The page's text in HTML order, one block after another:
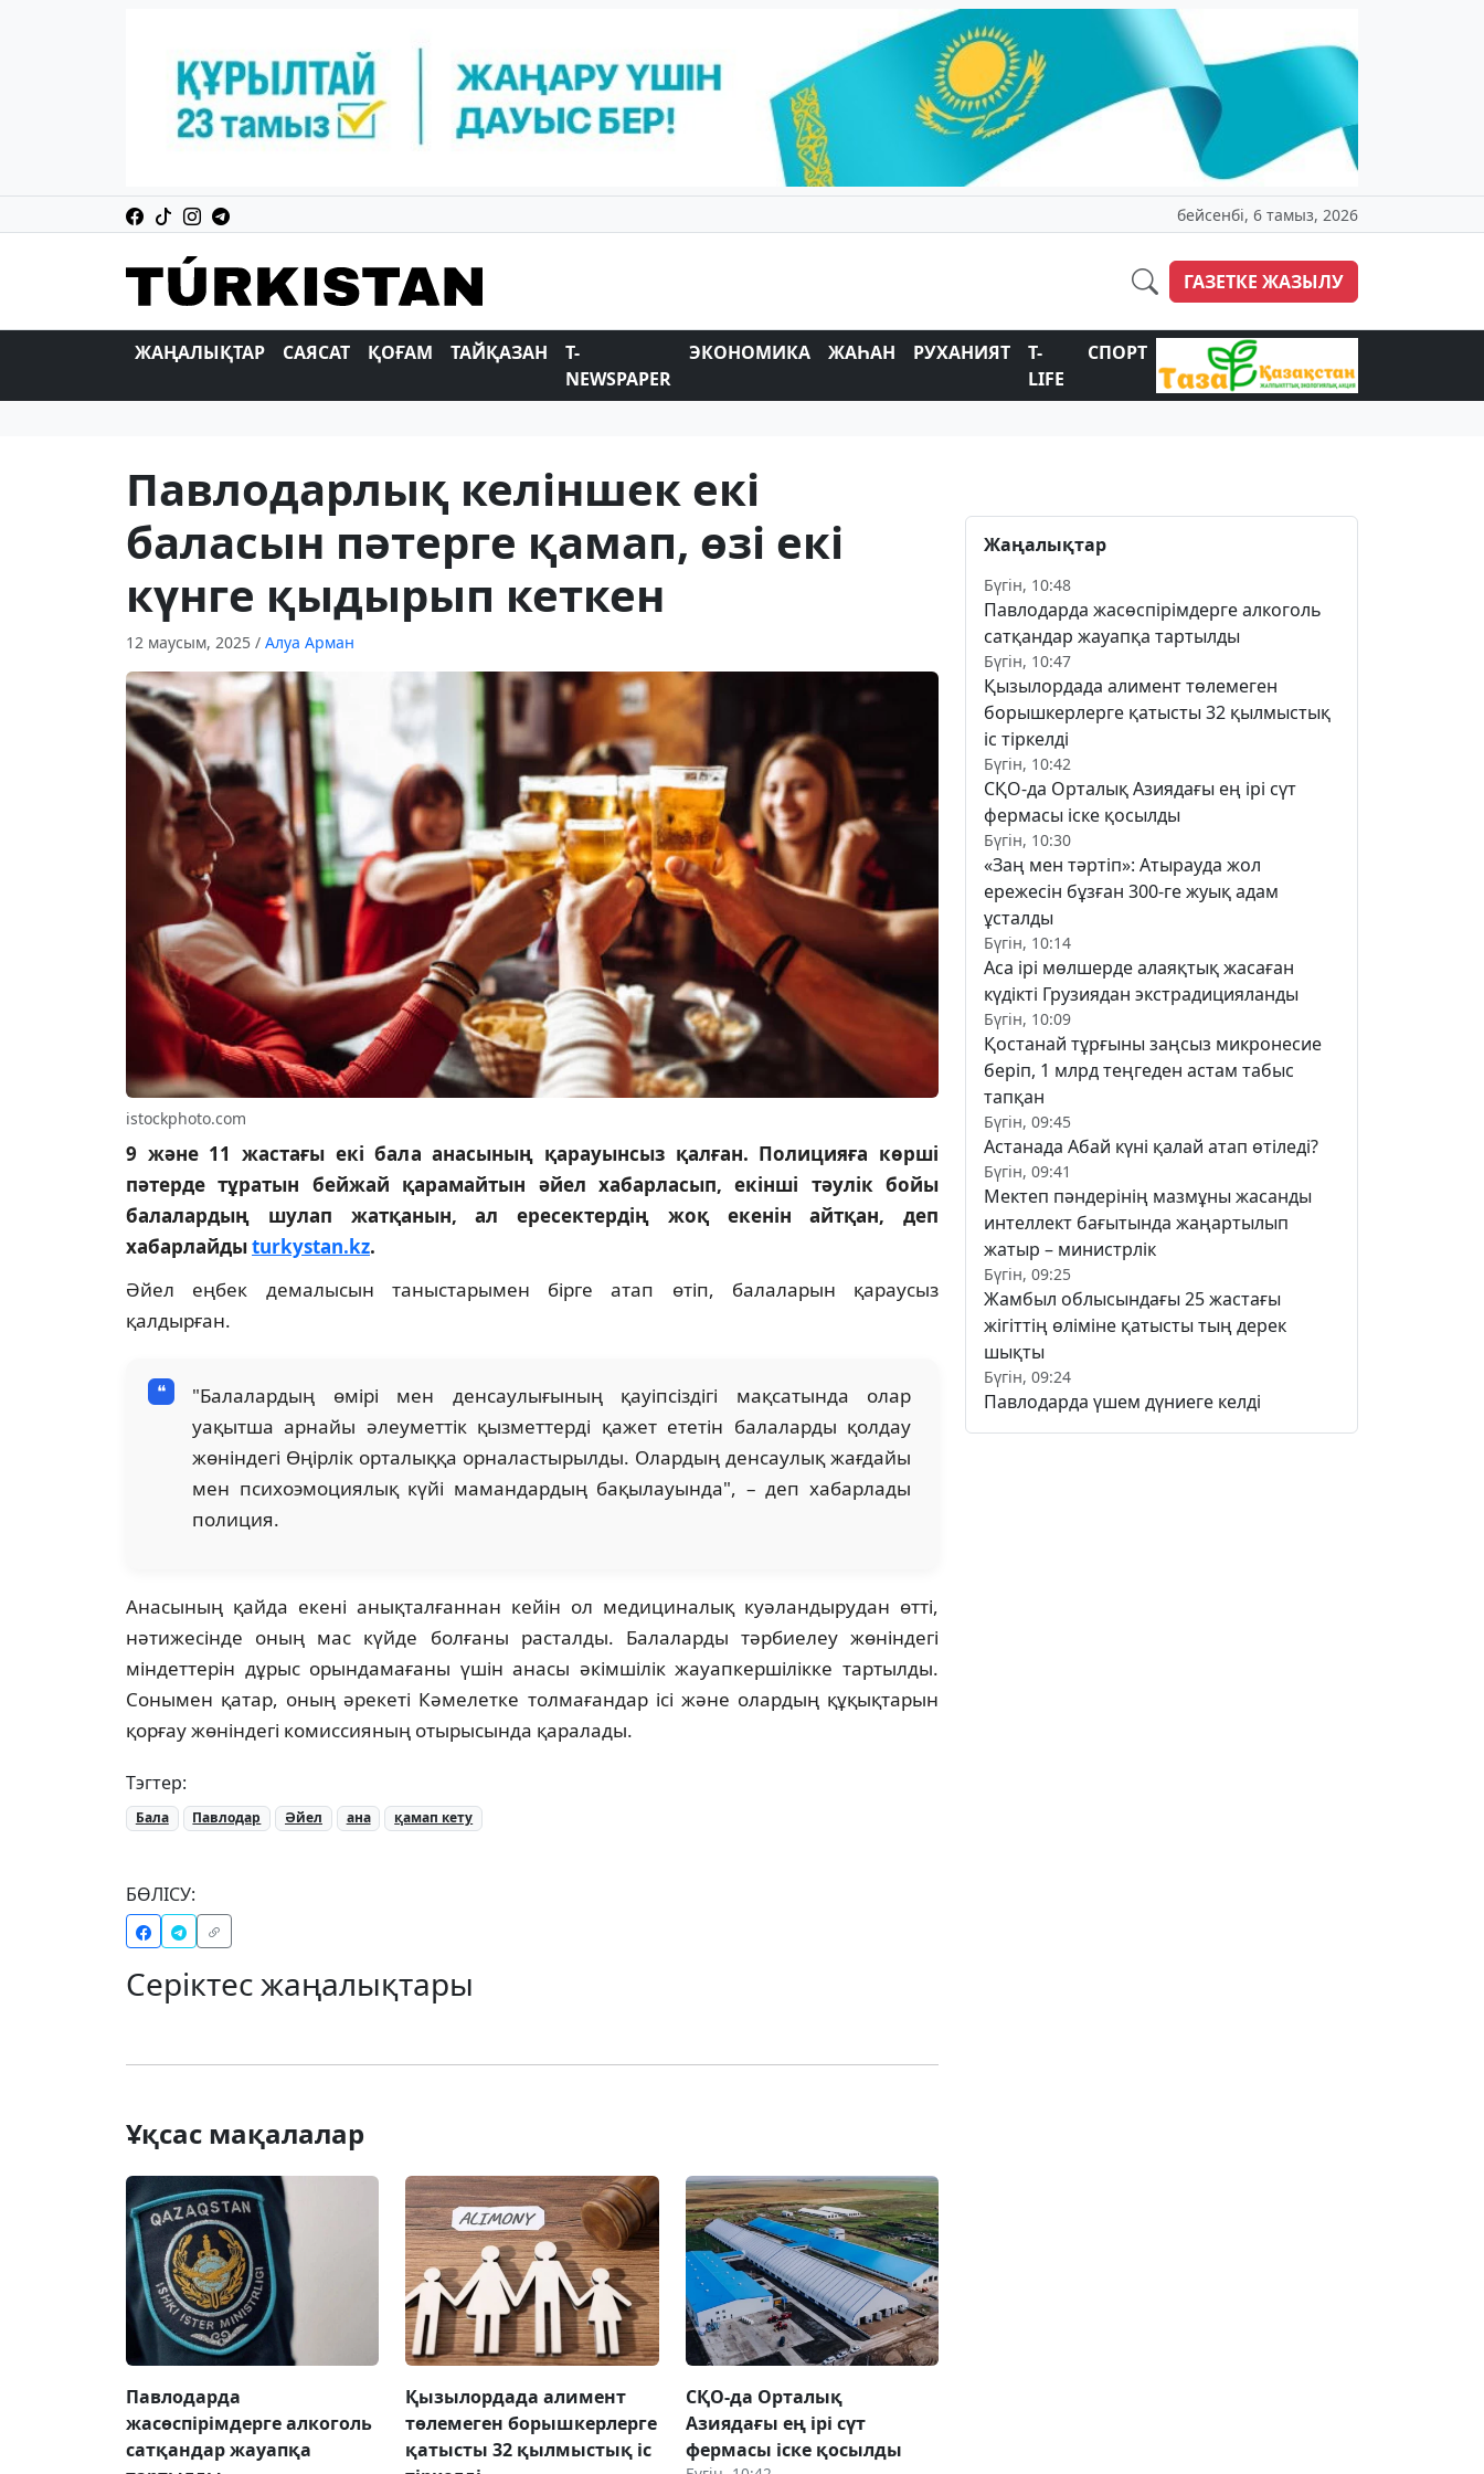
бейсенбі, 6 тамыз, 2026
ГАЗЕТКЕ ЖАЗЫЛУ
ЖАҢАЛЫҚТАР САЯСАТ ҚОҒАМ ТАЙҚАЗАН
T-
NEWSPAPER
ЭКОНОМИКА ЖАҺАН РУХАНИЯТ
T-
LIFE
СПОРТ
Павлодарлық келіншек екі
баласын пәтерге қамап, өзі екі
күнге қыдырып кеткен
12 маусым, 2025 / Алуа Арман
istockphoto.com
9 және 11 жастағы екі бала анасының қарауынсыз қалған. Полицияға көрші
пәтерде тұратын бейжай қарамайтын әйел хабарласып, екінші тәулік бойы
балалардың шулап жатқанын, ал ересектердің жоқ екенін айтқан, деп
хабарлайдыturkystan.kz.
Әйел еңбек демалысын таныстарымен бірге атап өтіп, балаларын қараусыз
қалдырған.
"Балалардың өмірі мен денсаулығының қауіпсіздігі мақсатында олар
уақытша арнайы әлеуметтік қызметтерді қажет ететін балаларды қолдау
жөніндегі Өңірлік орталыққа орналастырылды. Олардың денсаулық жағдайы
мен психоэмоциялық күйі мамандардың бақылауында", – деп хабарлады
полиция.
Анасының қайда екені анықталғаннан кейін ол медициналық куәландырудан өтті,
нәтижесінде оның мас күйде болғаны расталды. Балаларды тәрбиелеу жөніндегі
міндеттерін дұрыс орындамағаны үшін анасы әкімшілік жауапкершілікке тартылды.
Сонымен қатар, оның әрекеті Кәмелетке толмағандар ісі және олардың құқықтарын
қорғау жөніндегі комиссияның отырысында қаралады.
Тэгтер:
Бала Павлодар Әйел ана қамап кету
БӨЛІСУ:
Серіктес жаңалықтары
Ұқсас мақалалар
Павлодарда
жасөспірімдерге алкоголь
сатқандар жауапқа
Қызылордада алимент
төлемеген борышкерлерге
қатысты 32 қылмыстық іс
СҚО-да Орталық
Азиядағы ең ірі сүт
фермасы іске қосылды
Жаңалықтар
Бүгін, 10:48
Павлодарда жасөспірімдерге алкоголь
сатқандар жауапқа тартылды
Бүгін, 10:47
Қызылордада алимент төлемеген
борышкерлерге қатысты 32 қылмыстық
іс тіркелді
Бүгін, 10:42
СҚО-да Орталық Азиядағы ең ірі сүт
фермасы іске қосылды
Бүгін, 10:30
«Заң мен тәртіп»: Атырауда жол
ережесін бұзған 300-ге жуық адам
ұсталды
Бүгін, 10:14
Аса ірі мөлшерде алаяқтық жасаған
күдікті Грузиядан экстрадицияланды
Бүгін, 10:09
Қостанай тұрғыны заңсыз микронесие
беріп, 1 млрд теңгеден астам табыс
тапқан
Бүгін, 09:45
Астанада Абай күні қалай атап өтіледі?
Бүгін, 09:41
Мектеп пәндерінің мазмұны жасанды
интеллект бағытында жаңартылып
жатыр – министрлік
Бүгін, 09:25
Жамбыл облысындағы 25 жастағы
жігіттің өліміне қатысты тың дерек
шықты
Бүгін, 09:24
Павлодарда үшем дүниеге келді